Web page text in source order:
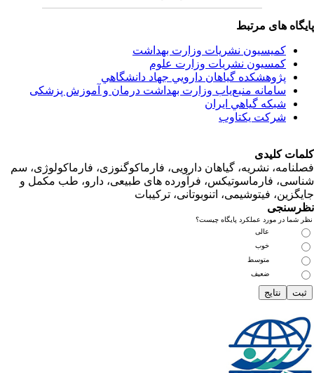
های مرتبط
کمیسیون نشریات وزارت بهداشت
کمسیون نشریات وزارت علوم
پژوهشكده گياهان دارويي جهاد دانشگاهي
سامانه منبع‌ياب وزارت بهداشت درمان و آموزش پزشکی
شبكه گياهي ايران
شرکت یکتاوب
کلیدی
نشریه، گیاهان دارویی، فارماکوگنوزی، فارماکولوژی، سم
فارماسوتیکس، فرآورده های طبیعی، دارو، طب مکمل و
فیتوشیمی، اتنوبوتانی، ترکیبات
در مورد عملکرد پایگاه چیست؟
متوسط
ضعیف